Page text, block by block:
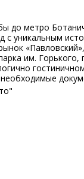
до метро
с уникальным
им. Горького,